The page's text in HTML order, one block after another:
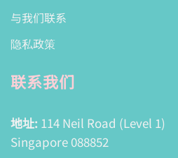
与我们联系
隐私政策
联系我们
地址: 114 Neil Road (Level 1)
Singapore 088852